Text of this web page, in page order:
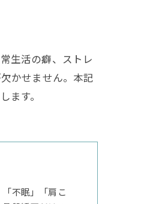
生活の癖、ストレ
かせません。本記
ます。
不眠」「肩こ